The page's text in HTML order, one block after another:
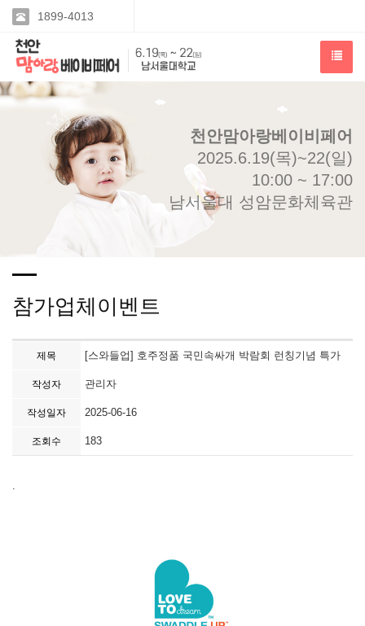
1899-4013
천안맘아랑베이비페어
2025.6.19(목)~22(일)
10:00 ~ 17:00
남서울대 성암문화체육관
참가업체이벤트
제목 [스와들업] 호주정품 국민속싸개 박람회 런칭기념 특가
작성자 관리자
작성일자 2025-06-16
조회수 183
.